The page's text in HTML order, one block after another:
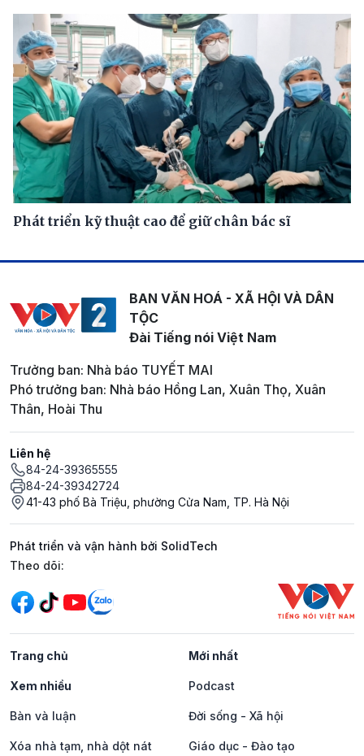
Phát triển kỹ thuật cao để giữ chân bác sĩ
BAN VĂN HOÁ - XÃ HỘI VÀ DÂN
TỘC
Đài Tiếng nói Việt Nam
Trưởng ban: Nhà báo TUYẾT MAI
Phó trưởng ban: Nhà báo Hồng Lan, Xuân Thọ, Xuân
Thân, Hoài Thu
Liên hệ
84-24-39365555
84-24-39342724
41-43 phố Bà Triệu, phường Cửa Nam, TP. Hà Nội
Phát triển và vận hành bởi SolidTech
Mạng xã hội
Theo dõi:
Trang chủ Mới nhất
Xem nhiều Podcast
Bàn và luận Đời sống - Xã hội
Xóa nhà tạm, nhà dột nát Giáo dục - Đào tạo